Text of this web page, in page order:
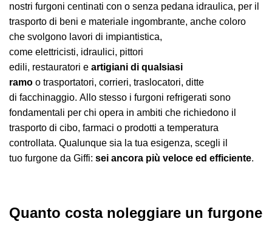
nostri furgoni centinati con o senza pedana idraulica, per il
trasporto di beni e materiale ingombrante, anche coloro
che svolgono lavori di impiantistica,
come elettricisti, idraulici, pittori
edili, restauratori e artigiani di qualsiasi
ramo o trasportatori, corrieri, traslocatori, ditte
di facchinaggio. Allo stesso i furgoni refrigerati sono
fondamentali per chi opera in ambiti che richiedono il
trasporto di cibo, farmaci o prodotti a temperatura
controllata. Qualunque sia la tua esigenza, scegli il
tuo furgone da Giffi: sei ancora più veloce ed efficiente.
Quanto costa noleggiare un furgone